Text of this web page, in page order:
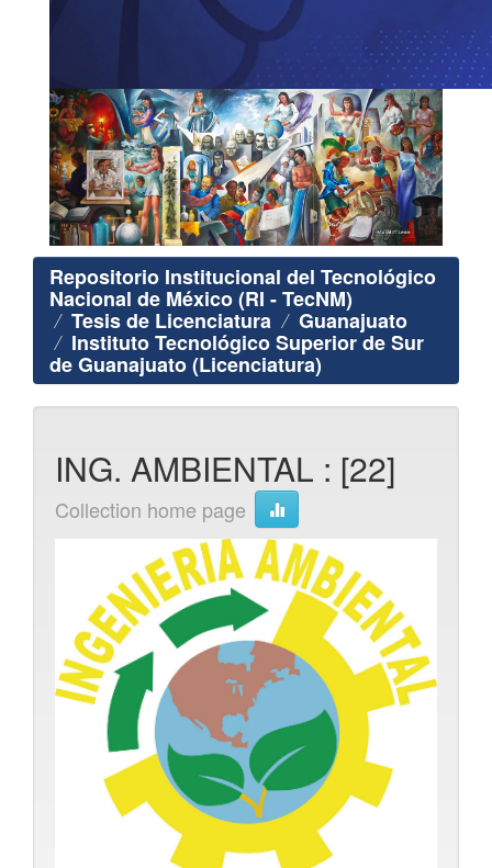
Repositorio Institucional del Tecnológico
Nacional de México (RI - TecNM)
Tesis de Licenciatura Guanajuato
Instituto Tecnológico Superior de Sur
de Guanajuato (Licenciatura)
ING. AMBIENTAL : [22]
Collection home page